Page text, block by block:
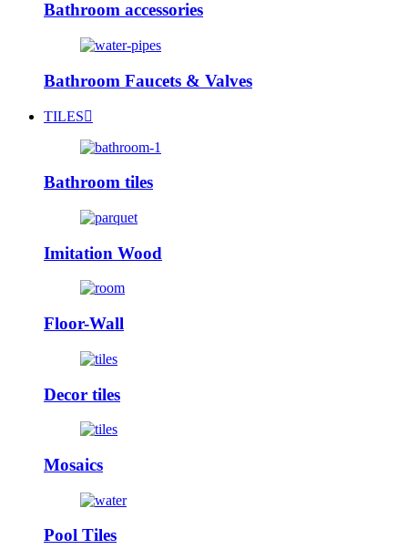
Bathroom accessories
Bathroom Faucets & Valves
TILES
Bathroom tiles
Imitation Wood
Floor-Wall
Decor tiles
Mosaics
Pool Tiles